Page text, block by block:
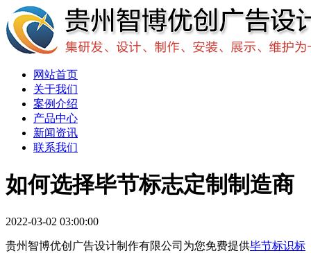
网站首页
关于我们
案例介绍
产品中心
新闻资讯
联系我们
如何选择毕节标志定制制造商
2022-03-02 03:00:00
贵州智博优创广告设计制作有限公司为您免费提供毕节标识标